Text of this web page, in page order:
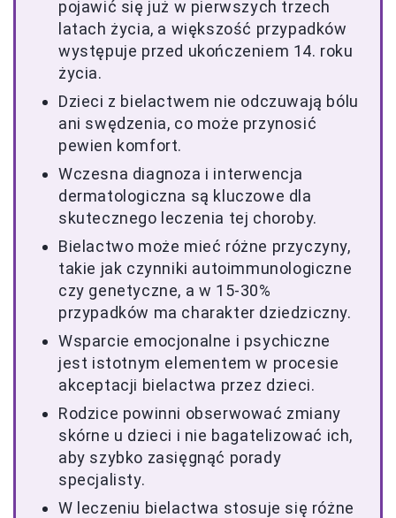
pojawić się już w pierwszych trzech
latach życia, a większość przypadków
występuje przed ukończeniem 14. roku
życia.
Dzieci z bielactwem nie odczuwają bólu
ani swędzenia, co może przynosić
pewien komfort.
Wczesna diagnoza i interwencja
dermatologiczna są kluczowe dla
skutecznego leczenia tej choroby.
Bielactwo może mieć różne przyczyny,
takie jak czynniki autoimmunologiczne
czy genetyczne, a w 15-30%
przypadków ma charakter dziedziczny.
Wsparcie emocjonalne i psychiczne
jest istotnym elementem w procesie
akceptacji bielactwa przez dzieci.
Rodzice powinni obserwować zmiany
skórne u dzieci i nie bagatelizować ich,
aby szybko zasięgnąć porady
specjalisty.
W leczeniu bielactwa stosuje się różne